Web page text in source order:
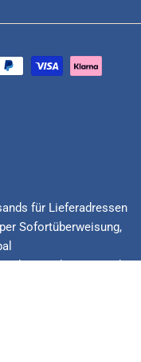
für Lieferadressen
Sofortüberweisung,
ab Eingang der